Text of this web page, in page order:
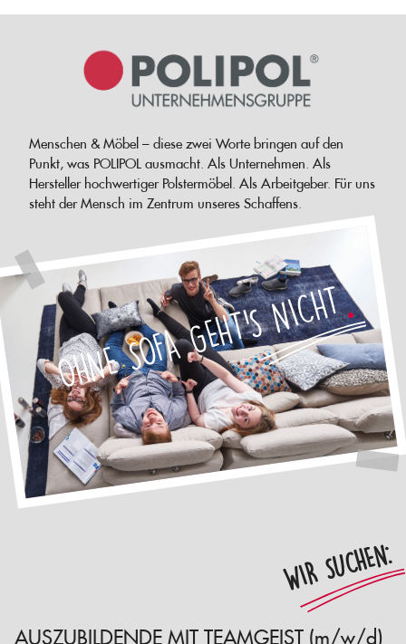
OHNE SOFA GEHT'S NICHT
Menschen & Möbel – diese zwei Worte bringen auf den
Punkt, was POLIPOL ausmacht. Als Unternehmen. Als
Hersteller hochwertiger Polstermöbel. Als Arbeitgeber. Für uns
steht der Mensch im Zentrum unseres Schaffens.
WIR SUCHEN:
AUSZUBILDENDE MIT TEAMGEIST (m/w/d)